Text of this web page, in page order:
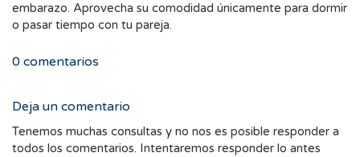
embarazo. Aprovecha su comodidad únicamente para dormir
o pasar tiempo con tu pareja.
0 comentarios
Deja un comentario
Tenemos muchas consultas y no nos es posible responder a
todos los comentarios. Intentaremos responder lo antes